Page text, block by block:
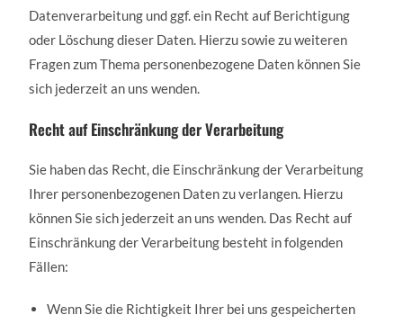
Datenverarbeitung und ggf. ein Recht auf Berichtigung
oder Löschung dieser Daten. Hierzu sowie zu weiteren
Fragen zum Thema personenbezogene Daten können Sie
sich jederzeit an uns wenden.
Recht auf Einschränkung der Verarbeitung
Sie haben das Recht, die Einschränkung der Verarbeitung
Ihrer personenbezogenen Daten zu verlangen. Hierzu
können Sie sich jederzeit an uns wenden. Das Recht auf
Einschränkung der Verarbeitung besteht in folgenden
Fällen:
Wenn Sie die Richtigkeit Ihrer bei uns gespeicherten